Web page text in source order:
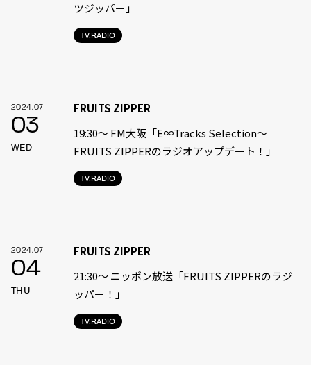
TV.RADIO
ツジッパー」
2024.07
03
WED
TV.RADIO
FRUITS ZIPPER
19:30〜 FM大阪「E∞Tracks Selection～
FRUITS ZIPPERのラジオアップデート！」
2024.07
04
THU
TV.RADIO
FRUITS ZIPPER
21:30〜 ニッポン放送「FRUITS ZIPPERのラジ
ッパー！」